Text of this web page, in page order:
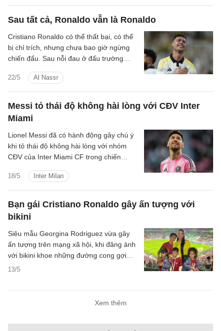
Sau tất cả, Ronaldo vẫn là Ronaldo
22/5 Al Nassr
Cristiano Ronaldo có thể thất bại, có thể
bị chỉ trích, nhưng chưa bao giờ ngừng
chiến đấu. Sau nỗi đau ở đấu trường
vô địch quốc nội bằng màn trình diễn
đẳng cấp, viết tiếp câu chuyện về ý chí
và khát vọng đã làm nên tên tuổi của anh
suốt hơn hai thập kỷ qua.
Messi tỏ thái độ không hài lòng với CĐV Inter
Miami
18/5 Inter Milan
Lionel Messi đã có hành động gây chú ý
khi tỏ thái độ không hài lòng với nhóm
CĐV của Inter Miami CF trong chiến
MLS.
Bạn gái Cristiano Ronaldo gây ấn tượng với
bikini
13/5
Siêu mẫu Georgina Rodriguez vừa gây
ấn tượng trên mạng xã hội, khi đăng ảnh
với bikini khoe những đường cong gợi
cảm trên cơ thể.
Xem thêm